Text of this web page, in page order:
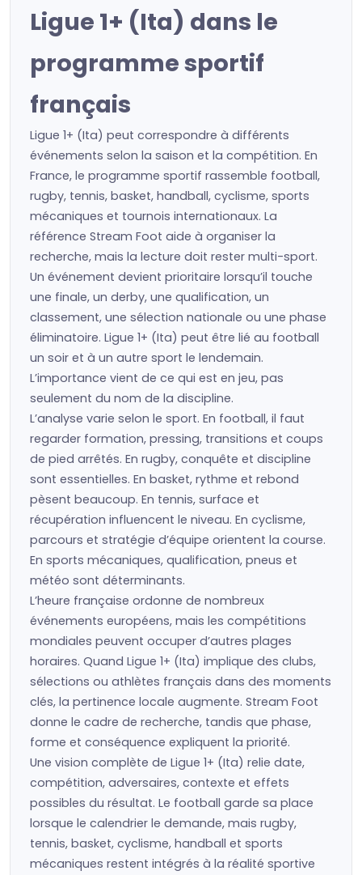
Ligue 1+ (Ita) dans le
programme sportif
français
Ligue 1+ (Ita) peut correspondre à différents
événements selon la saison et la compétition. En
France, le programme sportif rassemble football,
rugby, tennis, basket, handball, cyclisme, sports
mécaniques et tournois internationaux. La
référence Stream Foot aide à organiser la
recherche, mais la lecture doit rester multi-sport.
Un événement devient prioritaire lorsqu’il touche
une finale, un derby, une qualification, un
classement, une sélection nationale ou une phase
éliminatoire. Ligue 1+ (Ita) peut être lié au football
un soir et à un autre sport le lendemain.
L’importance vient de ce qui est en jeu, pas
seulement du nom de la discipline.
L’analyse varie selon le sport. En football, il faut
regarder formation, pressing, transitions et coups
de pied arrêtés. En rugby, conquête et discipline
sont essentielles. En basket, rythme et rebond
pèsent beaucoup. En tennis, surface et
récupération influencent le niveau. En cyclisme,
parcours et stratégie d’équipe orientent la course.
En sports mécaniques, qualification, pneus et
météo sont déterminants.
L’heure française ordonne de nombreux
événements européens, mais les compétitions
mondiales peuvent occuper d’autres plages
horaires. Quand Ligue 1+ (Ita) implique des clubs,
sélections ou athlètes français dans des moments
clés, la pertinence locale augmente. Stream Foot
donne le cadre de recherche, tandis que phase,
forme et conséquence expliquent la priorité.
Une vision complète de Ligue 1+ (Ita) relie date,
compétition, adversaires, contexte et effets
possibles du résultat. Le football garde sa place
lorsque le calendrier le demande, mais rugby,
tennis, basket, cyclisme, handball et sports
mécaniques restent intégrés à la réalité sportive